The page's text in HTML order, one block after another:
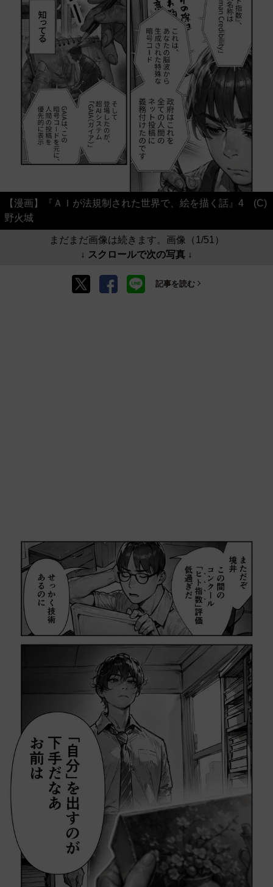
【漫画】『ＡＩが法規制された世界で、絵を描く話』4 (C)
野火城
まだまだ画像は続きます。画像（1/51）
↓ スクロールで次の写真 ↓
記事を読む